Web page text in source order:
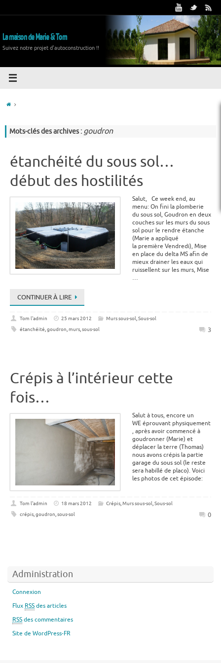
La maison de Marie & Tom
Suivez notre projet d'autoconstruction !!
Mots-clés des archives : goudron
étanchéité du sous sol…
début des hostilités
Salut, Ce week end, au
menu: On fini la plomberie
du sous sol, Goudron en deux
couches sur les murs du sous
sol pour le rendre étanche
(Marie a appliqué
la première Vendredi), Mise
en place du delta MS afin de
mieux drainer les eaux qui
ruissellent sur les murs, Mise
…
CONTINUER À LIRE
Tom l'admin 25 mars 2012 Murs sous-sol,Sous-sol
étanchéité,goudron,murs,sous-sol 3
Crépis à l’intérieur cette
fois…
Salut à tous, encore un
WE éprouvant physiquement
, après avoir commencé à
goudronner (Marie) et
déplacer la terre (Thomas)
nous avons crépis la partie
garage du sous sol (le reste
sera habillé de placo). Voici
les photos de cet épisode:
Tom l'admin 18 mars 2012 Crépis,Murs sous-sol,Sous-sol
crépis,goudron,sous-sol 0
Administration
Connexion
Flux RSSdes articles
RSSdes commentaires
Site de WordPress-FR